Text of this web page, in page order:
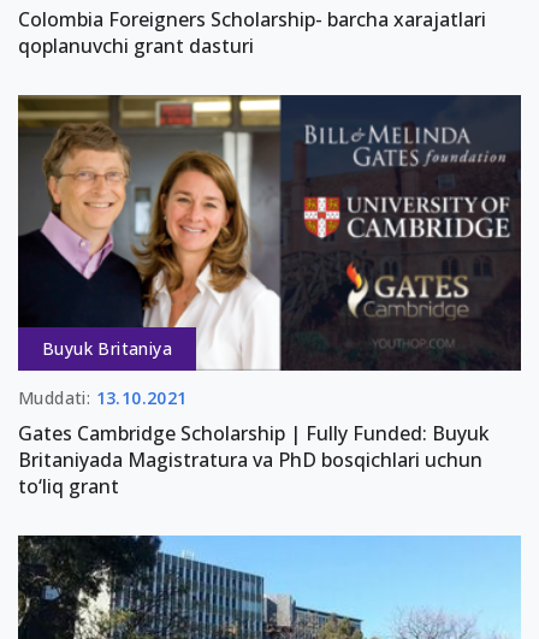
Colombia Foreigners Scholarship- barcha xarajatlari
qoplanuvchi grant dasturi
Buyuk Britaniya
Muddati: 13.10.2021
Gates Cambridge Scholarship | Fully Funded: Buyuk
Britaniyada Magistratura va PhD bosqichlari uchun
to‘liq grant